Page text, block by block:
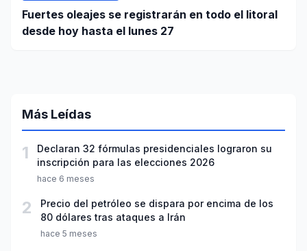
Fuertes oleajes se registrarán en todo el litoral
desde hoy hasta el lunes 27
Más Leídas
1
Declaran 32 fórmulas presidenciales lograron su
inscripción para las elecciones 2026
hace 6 meses
2
Precio del petróleo se dispara por encima de los
80 dólares tras ataques a Irán
hace 5 meses